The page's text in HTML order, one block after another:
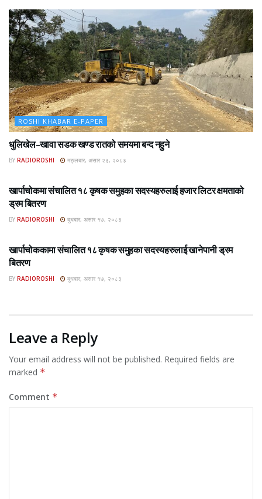
ROSHI KHABAR E-PAPER
धुलिखेल–खावा सडक खण्ड रातको समयमा बन्द नहुने
BY RADIOROSHI मङ्लबार, असार २३, २०८३
खार्पाचोकमा संचालित १८ कृषक समुहका सदस्यहरुलाई हजार लिटर क्षमताको
ड्रम बितरण
BY RADIOROSHI बुधबार, असार १७, २०८३
खार्पाचोककामा संचालित १८ कृषक समुहका सदस्यहरुलाई खानेपानी ड्रम
बितरण
BY RADIOROSHI बुधबार, असार १७, २०८३
Leave a Reply
Your email address will not be published. Required fields are
marked *
Comment *